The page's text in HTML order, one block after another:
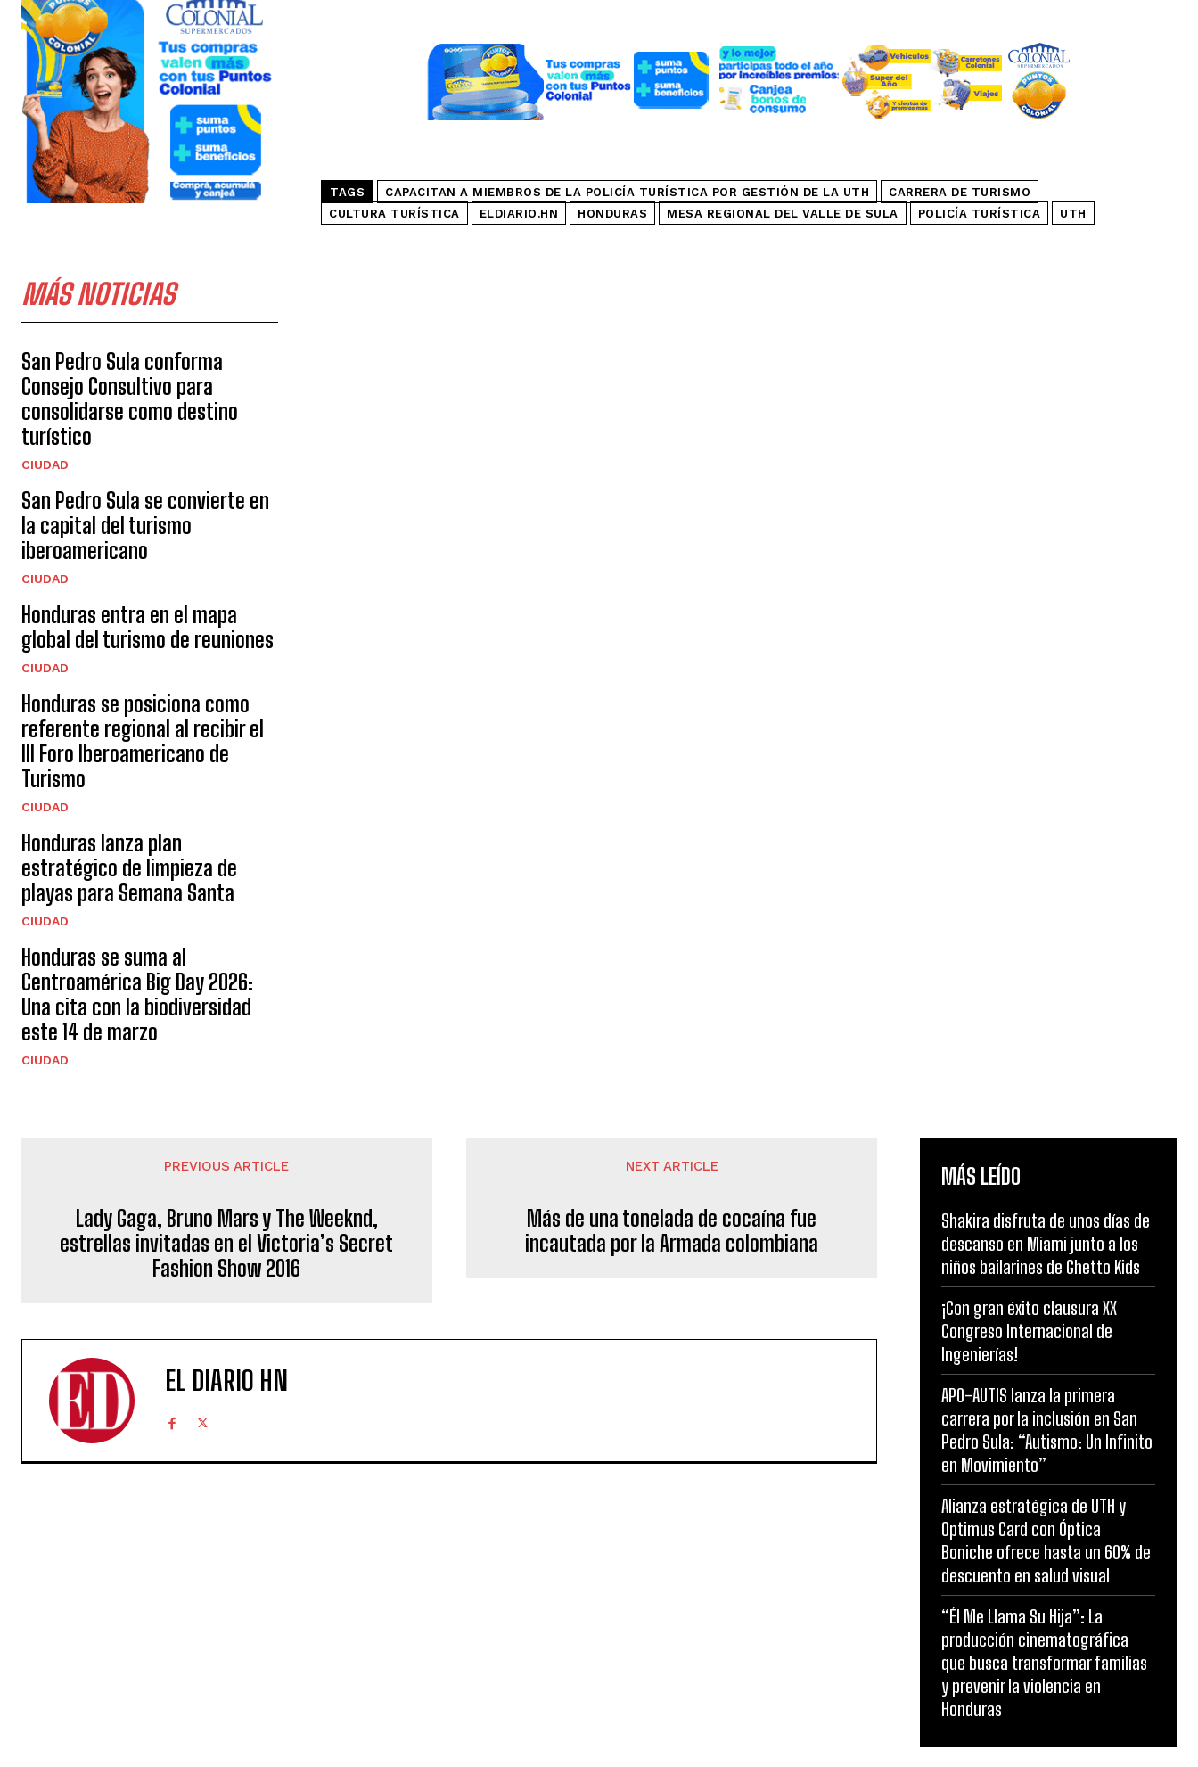
MÁS NOTICIAS
San Pedro Sula conforma
Consejo Consultivo para
consolidarse como destino
turístico
CIUDAD
San Pedro Sula se convierte en
la capital del turismo
iberoamericano
CIUDAD
Honduras entra en el mapa
global del turismo de reuniones
CIUDAD
Honduras se posiciona como
referente regional al recibir el
III Foro Iberoamericano de
Turismo
CIUDAD
Honduras lanza plan
estratégico de limpieza de
playas para Semana Santa
CIUDAD
Honduras se suma al
Centroamérica Big Day 2026:
Una cita con la biodiversidad
este 14 de marzo
CIUDAD
TAGS CAPACITAN A MIEMBROS DE LA POLICÍA TURÍSTICA POR GESTIÓN DE LA UTH
CARRERA DE TURISMO
CULTURA TURÍSTICA
ELDIARIO.HN HONDURAS MESA REGIONAL DEL VALLE DE SULA POLICÍA TURÍSTICA UTH
PREVIOUS ARTICLE
Lady Gaga, Bruno Mars y The Weeknd,
estrellas invitadas en el Victoria’s Secret
Fashion Show 2016
NEXT ARTICLE
Más de una tonelada de cocaína fue
incautada por la Armada colombiana
EL DIARIO HN
MÁS LEÍDO
Shakira disfruta de unos días de
descanso en Miami junto a los
niños bailarines de Ghetto Kids
¡Con gran éxito clausura XX
Congreso Internacional de
Ingenierías!
APO-AUTIS lanza la primera
carrera por la inclusión en San
Pedro Sula: “Autismo: Un Infinito
en Movimiento”
Alianza estratégica de UTH y
Optimus Card con Óptica
Boniche ofrece hasta un 60% de
descuento en salud visual
“Él Me Llama Su Hija”: La
producción cinematográfica
que busca transformar familias
y prevenir la violencia en
Honduras